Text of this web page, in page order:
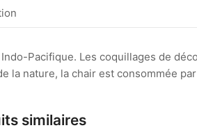
Pacifique. Les coquillages de
la nature, la chair est consommée
similaires